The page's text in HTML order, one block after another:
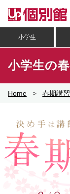
content
小学生
小学生の
Home > 春期講